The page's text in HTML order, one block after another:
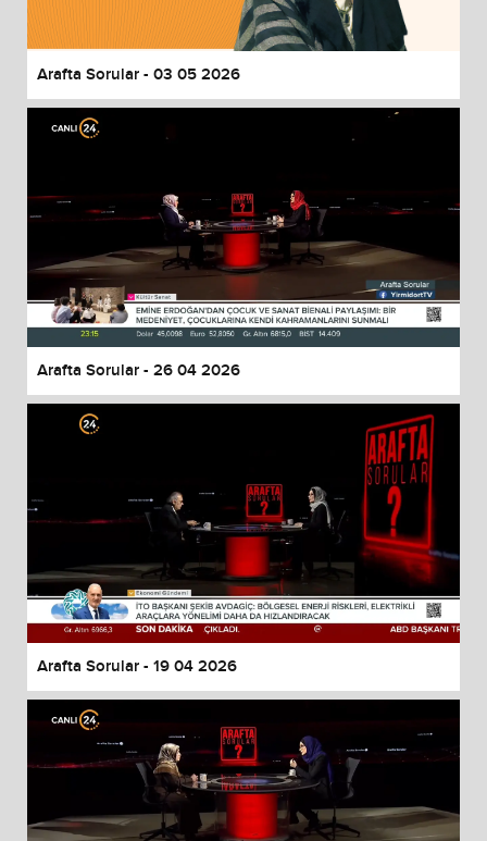
Arafta Sorular - 03 05 2026
Arafta Sorular - 26 04 2026
Arafta Sorular - 19 04 2026